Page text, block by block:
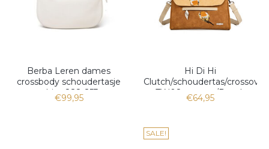
Berba Leren dames
crossbody schoudertasje
white 828-253
€99,95
Hi Di Hi
Clutch/schoudertas/
TW08 cognac/Peach
€64,95
SALE!